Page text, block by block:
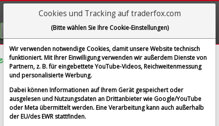
Visualizations
GRATIS REGISTRIEREN
EOG RESOURCES INC.
Sparplan-Simulator
Startkapital monatlicher Sparbetrag
Cookies und Tracking auf traderfox.com
(Bitte wählen Sie Ihre Cookie-Einstellungen)
Wir verwenden notwendige Cookies, damit unsere Website technisch
funktioniert. Mit Ihrer Einwilligung verwenden wir außerdem Dienste von
Partnern, z. B. für eingebettete YouTube-Videos, Reichweitenmessung
und personalisierte Werbung.
Dabei können Informationen auf Ihrem Gerät gespeichert oder
ausgelesen und Nutzungsdaten an Drittanbieter wie Google/YouTube
oder Meta übermittelt werden. Eine Verarbeitung kann auch außerhalb
der EU/des EWR stattfinden.